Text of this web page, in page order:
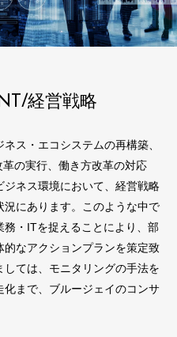
経営戦略
ス・エコシステムの再構築、
の実行、働き方改革の対応
ネス環境において、経営戦略
にあります。このような中で
・ITを捉えることにより、部
なアクションプランを策定致
ては、モニタリングの手法を
まで、ブルージェイのコンサ